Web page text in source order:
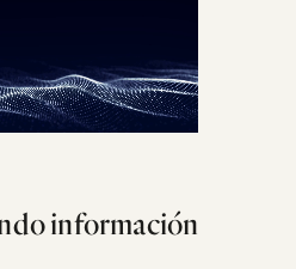
información